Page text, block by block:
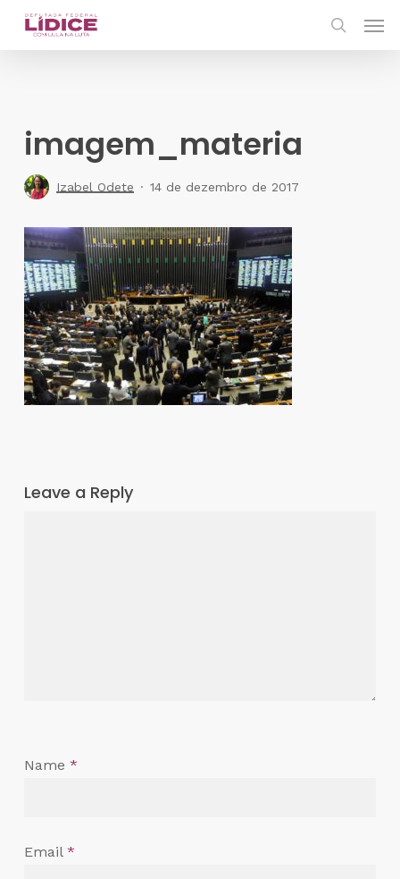
Skip
imagem_materia
Izabel Odete 14 de dezembro de 2017
Leave a Reply
Name *
Email *